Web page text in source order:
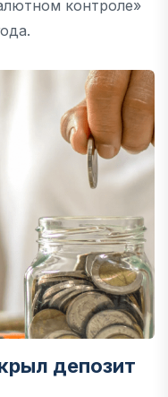
контроле»
депозит